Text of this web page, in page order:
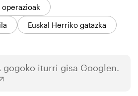
operazioak
Euskal Herriko gatazka
gogoko iturri gisa Googlen.